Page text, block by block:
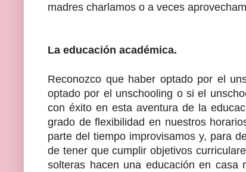
madres charlamos o a veces
La educación académica.
Reconozco que haber optado por el
optado por el unschooling o si el
con éxito en esta aventura de la
grado de flexibilidad en nuestros
parte del tiempo improvisamos y, para
de tener que cumplir objetivos
solteras hacen una educación en casa